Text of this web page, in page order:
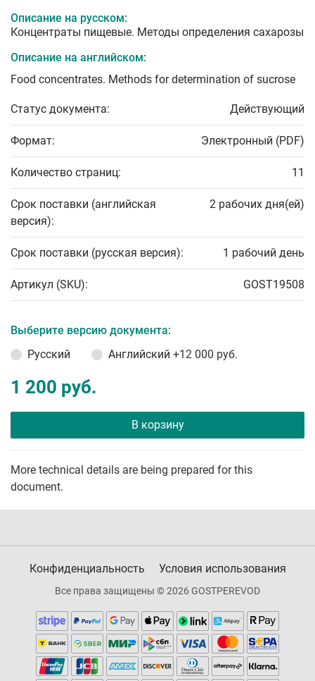
Описание на русском:
Концентраты пищевые. Методы определения сахарозы
Описание на английском:
Food concentrates. Methods for determination of sucrose
Статус документа: Действующий
Формат: Электронный (PDF)
Количество страниц: 11
Срок поставки (английская
версия):
2 рабочих дня(ей)
Срок поставки (русская версия): 1 рабочий день
Артикул (SKU): GOST19508
Выберите версию документа:
Русский
Английский +12 000 руб.
1 200 руб.
В корзину
More technical details are being prepared for this
document.
Конфиденциальность Условия использования
Все права защищены © 2026 GOSTPEREVOD